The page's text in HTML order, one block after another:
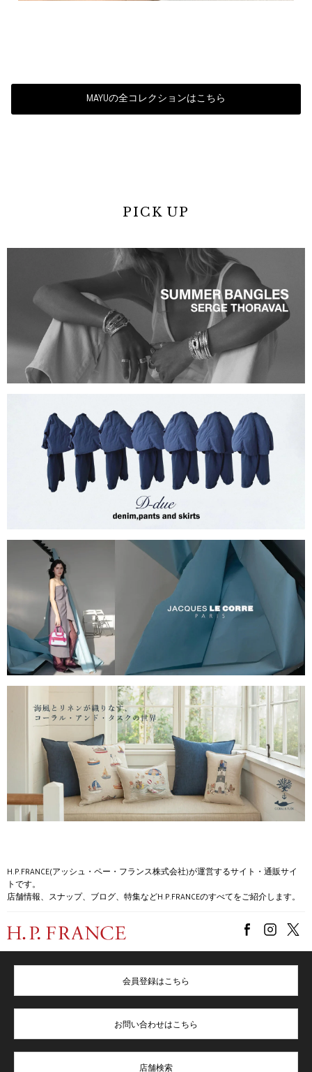
MAYUの全コレクションはこちら
PICK UP
H.P.FRANCE(アッシュ・ペー・フランス株式会社)が運営するサイト・通販サイ
トです。
店舗情報、スナップ、ブログ、特集などH.P.FRANCEのすべてをご紹介します。
会員登録はこちら
お問い合わせはこちら
店舗検索